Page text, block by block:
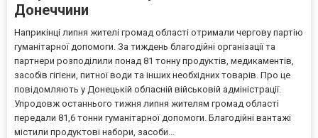
Донеччини
Наприкінці липня жителі громад області отримали чергову партію
гуманітарної допомоги. За тиждень благодійні організації та
партнери розподілили понад 81 тонну продуктів, медикаментів,
засобів гігієни, питної води та інших необхідних товарів. Про це
повідомляють у Донецькій обласній військовій адміністрації.
Упродовж останнього тижня липня жителям громад області
передали 81,6 тонни гуманітарної допомоги. Благодійні вантажі
містили продуктові набори, засоби...